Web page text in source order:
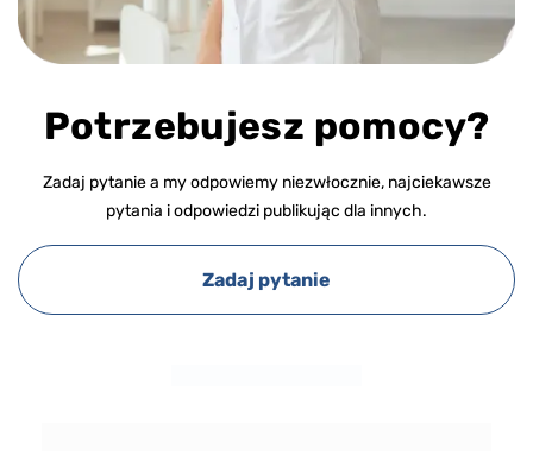
Potrzebujesz pomocy?
Zadaj pytanie a my odpowiemy niezwłocznie, najciekawsze
pytania i odpowiedzi publikując dla innych.
Zadaj pytanie